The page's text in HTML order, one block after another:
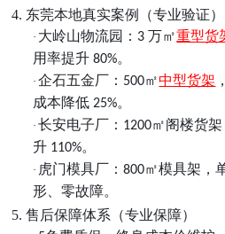
4. 东莞本地真实案例（专业验证）
· 大岭山物流园： 3 万㎡重型货
用率提升80%。
· 企石五金厂： 500㎡中型货架
成本降低25%。
· 长安电子厂： 1200㎡阁楼货
升 110%。
· 虎门模具厂：800㎡模具架，
形、零故障。
5. 售后保障体系（专业保障）